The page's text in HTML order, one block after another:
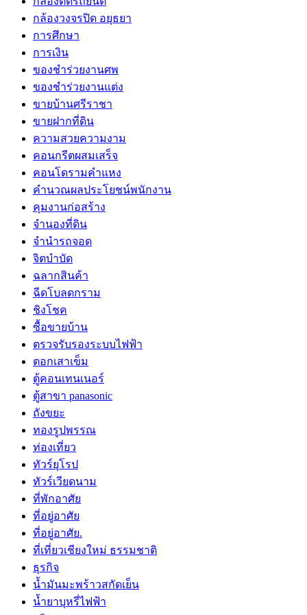
กล้องวงจรปิด อยุธยา
การศึกษา
การเงิน
ของชำร่วยงานศพ
ของชำร่วยงานแต่ง
ขายบ้านศรีราชา
ขายฝากที่ดิน
ความสวยความงาม
คอนกรีตผสมเสร็จ
คอนโดรามคำแหง
คำนวณผลประโยชน์พนักงาน
คุมงานก่อสร้าง
จำนองที่ดิน
จำนำรถจอด
จิตบำบัด
ฉลากสินค้า
ฉีดโบลดกราม
ชิงโชค
ซื้อขายบ้าน
ตรวจรับรองระบบไฟฟ้า
ตอกเสาเข็ม
ตู้คอนเทนเนอร์
ตู้สาขา panasonic
ถังขยะ
ทองรูปพรรณ
ท่องเที่ยว
ทัวร์ยุโรป
ทัวร์เวียดนาม
ที่พักอาศัย
ที่อยู่อาศัย
ที่อยู่อาศัย.
ที่เที่ยวเชียงใหม่ ธรรมชาติ
ธุรกิจ
น้ำมันมะพร้าวสกัดเย็น
น้ำยาบุหรี่ไฟฟ้า